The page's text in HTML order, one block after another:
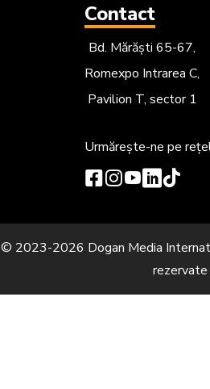
Contact
Bd. Mărăști 65-67,
Romexpo Intrarea C,
Pavilion T, sector 1
Urmărește-ne pe
© 2023-2026 Dogan Media
rezervate